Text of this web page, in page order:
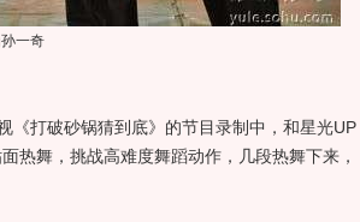
一奇
打破砂锅猜到底》的节目录制中，和星光UP
热舞，挑战高难度舞蹈动作，几段热舞下来，